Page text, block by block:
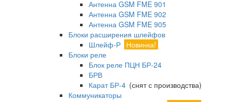
Антенна GSM FME 901
Антенна GSM FME 902
Антенна GSM FME 905
Блоки расширения шлейфов
Шлейф-Р Новинка!
Блоки реле
Блок реле ПЦН БР-24
БРВ
Карат БР-4 (снят с производства)
Коммуникаторы